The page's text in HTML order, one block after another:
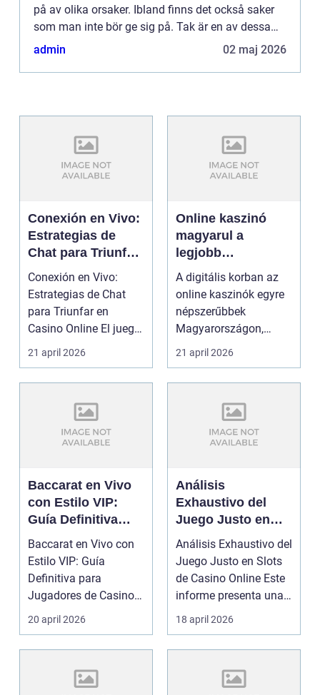
på av olika orsaker. Ibland finns det också saker
som man inte bör ge sig på. Tak är en av dessa
saker. M&a...
admin 02 maj 2026
Conexión en Vivo:
Estrategias de
Chat para Triunfar
en Casino Online
Conexión en Vivo:
Estrategias de Chat
para Triunfar en
Casino Online El juego
en vivo ha
transforma...
21 april 2026
Online kaszinó
magyarul a
legjobb
kihívásaidhoz
A digitális korban az
online kaszinók egyre
népszerűbbek
Magyarországon,
mivel lehetővé teszik a
ját...
21 april 2026
Baccarat en Vivo
con Estilo VIP:
Guía Definitiva
para Jugadores de
Casino Online
Baccarat en Vivo con
Estilo VIP: Guía
Definitiva para
Jugadores de Casino
Online Los jugadores
qu...
20 april 2026
Análisis
Exhaustivo del
Juego Justo en
Slots de Casino
Online
Análisis Exhaustivo del
Juego Justo en Slots
de Casino Online Este
informe presenta una
evaluación ...
18 april 2026